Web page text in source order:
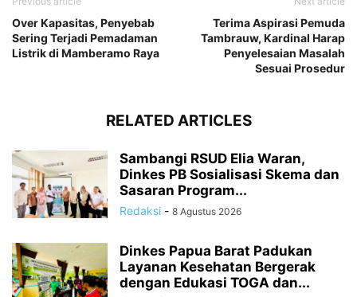
Over Kapasitas, Penyebab
Sering Terjadi Pemadaman
Listrik di Mamberamo Raya
Terima Aspirasi Pemuda
Tambrauw, Kardinal Harap
Penyelesaian Masalah
Sesuai Prosedur
RELATED ARTICLES
Sambangi RSUD Elia Waran,
Dinkes PB Sosialisasi Skema dan
Sasaran Program...
Redaksi - 8 Agustus 2026
Dinkes Papua Barat Padukan
Layanan Kesehatan Bergerak
dengan Edukasi TOGA dan...